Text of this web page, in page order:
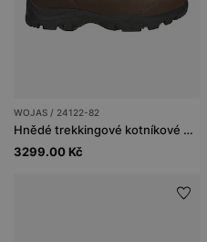
WOJAS / 24122-82
Hnědé trekkingové kotníkové boty z nubuku a textilu
3299.00 Kč